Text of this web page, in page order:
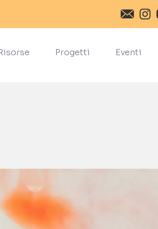
Progetti Eventi